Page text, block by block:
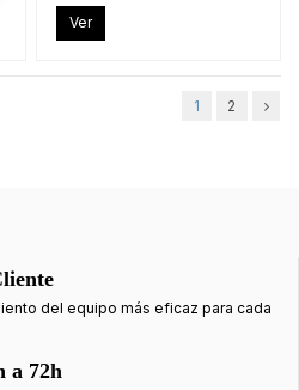
Ver
1 2
del equipo más eficaz para cada
a 72h